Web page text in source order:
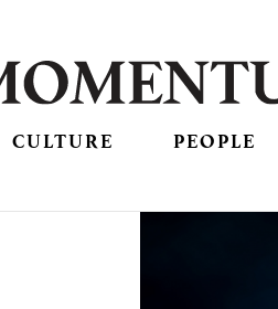
CULTURE PEOPLE